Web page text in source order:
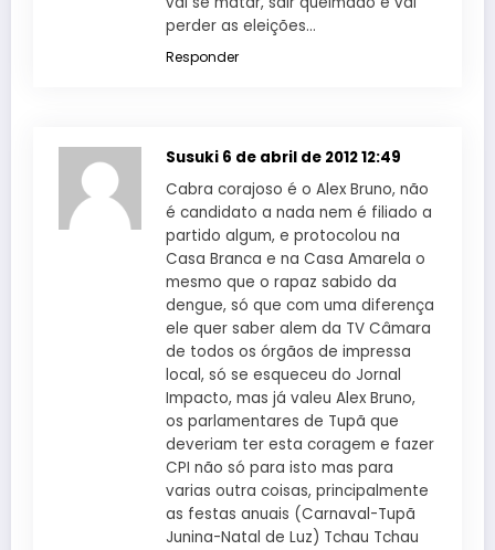
perder as eleições…
Responder
Susuki 6 de abril de 2012 12:49
Cabra corajoso é o Alex Bruno, não
é candidato a nada nem é filiado a
partido algum, e protocolou na
Casa Branca e na Casa Amarela o
mesmo que o rapaz sabido da
dengue, só que com uma diferença
ele quer saber alem da TV Câmara
de todos os órgãos de impressa
local, só se esqueceu do Jornal
Impacto, mas já valeu Alex Bruno,
os parlamentares de Tupã que
deveriam ter esta coragem e fazer
CPI não só para isto mas para
varias outra coisas, principalmente
as festas anuais (Carnaval-Tupã
Junina-Natal de Luz) Tchau Tchau